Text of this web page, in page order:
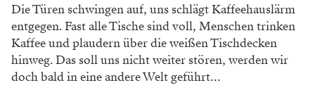
Die Türen schwingen auf, uns schlägt Kaffeehauslärm
entgegen. Fast alle Tische sind voll, Menschen trinken
Kaffee und plaudern über die weißen Tischdecken
hinweg. Das soll uns nicht weiter stören, werden wir
doch bald in eine andere Welt geführt…